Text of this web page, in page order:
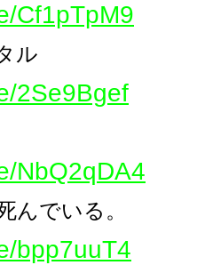
Cf1pTpM9
ル
2Se9Bgef
NbQ2qDA4
んでいる。
bpp7uuT4